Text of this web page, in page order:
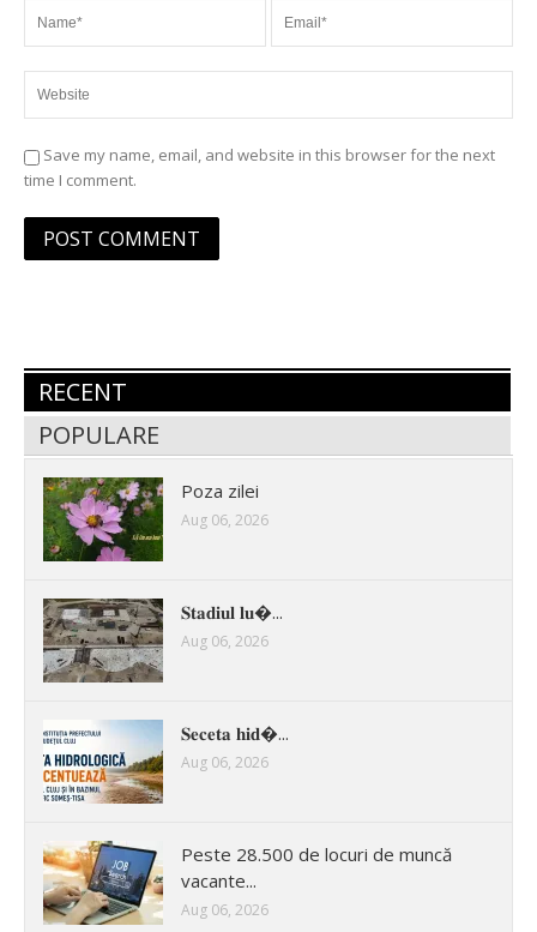
Save my name, email, and website in this browser for the next
time I comment.
RECENT
POPULARE
Poza zilei
Aug 06, 2026
𝐒𝐭𝐚𝐝𝐢𝐮𝐥 𝐥𝐮�...
Aug 06, 2026
𝐒𝐞𝐜𝐞𝐭𝐚 𝐡𝐢𝐝�...
Aug 06, 2026
Peste 28.500 de locuri de muncă
vacante...
Aug 06, 2026